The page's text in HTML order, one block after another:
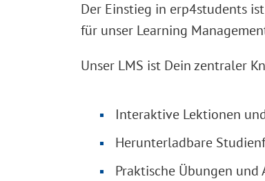
Der Einstieg in erp4students
für unser Learning
Unser LMS ist Dein zentraler
Interaktive Lektionen
Herunterladbare
Praktische Übungen und